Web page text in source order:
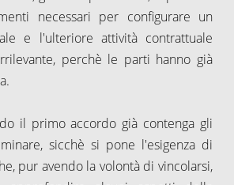
necessari per configurare un
e l'ulteriore attività contrattuale
perchè le parti hanno già
il primo accordo già contenga gli
sicchè si pone l'esigenza di
pur avendo la volontà di vincolarsi,